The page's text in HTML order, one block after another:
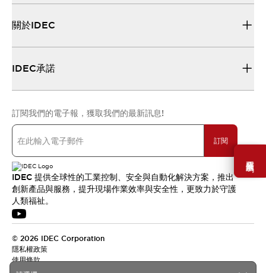
需要幫助嗎？
關於IDEC
IDEC承諾
訂閱我們的電子報，獲取我們的最新訊息!
訂閱
IDEC 提供全球性的工業控制、安全與自動化解決方案，推出
創新產品與服務，提升現場作業效率與安全性，更致力於守護
人類福祉。
© 2026 IDEC Corporation
隱私權政策
使用條款